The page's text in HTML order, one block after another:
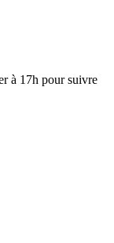
à 17h pour suivre